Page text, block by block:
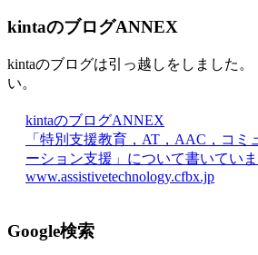
kintaのブログANNEX
kintaのブログは引っ越しをしました。
い。
kintaのブログANNEX
「特別支援教育，AT，AAC，コミ
ーション支援」について書いてい
www.assistivetechnology.cfbx.jp
Google検索